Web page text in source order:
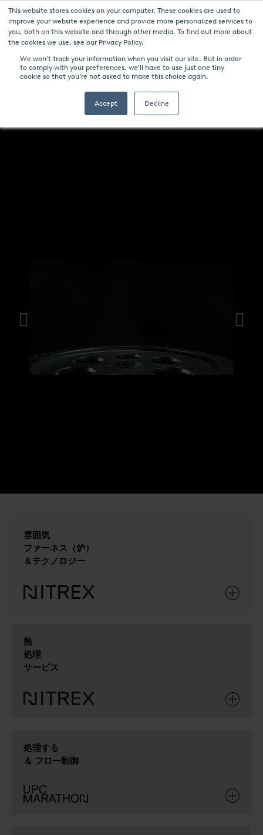
This website stores cookies on your computer. These cookies are used to
improve your website experience and provide more personalized services to
you, both on this website and through other media. To find out more about
the cookies we use, see our Privacy Policy.
We won't track your information when you visit our site. But in order
to comply with your preferences, we'll have to use just one tiny
cookie so that you're not asked to make this choice again.
Accept Decline
パンフレットのダウンロード-炉と技術キャリア
コンタクト
雰囲気
ファーネス（炉）
＆テクノロジー
熱
処理
サービス
処理する
＆ フロー制御